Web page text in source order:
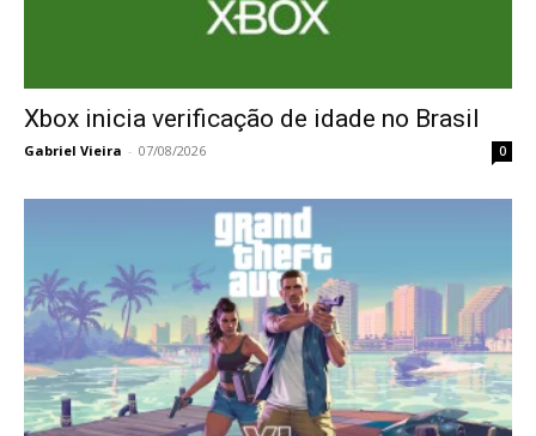
Xbox inicia verificação de idade no Brasil
Gabriel Vieira - 07/08/2026 0